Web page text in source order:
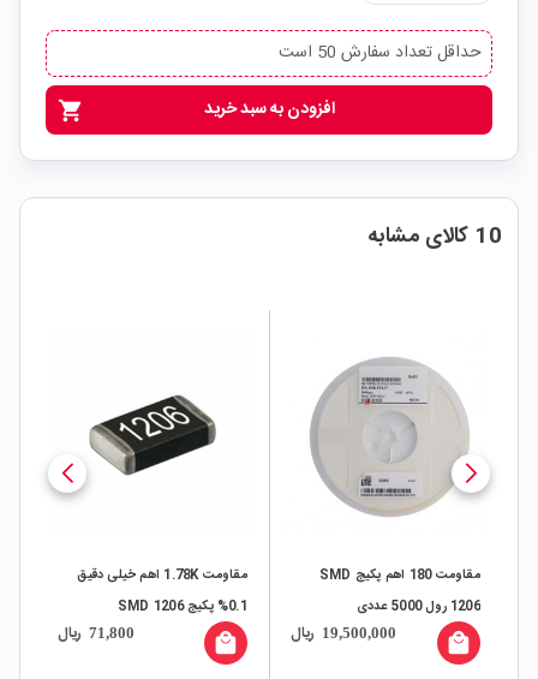
حداقل تعداد سفارش 50 است
shopping_cart افزودن به سبد خرید
10 کالای مشابه
مقاومت 180 اهم پکیج SMD
1206 رول 5000 عددی
19,500,000 ریال local_mall
مقاومت 1.78K اهم خیلی دقیق
0.1% پکیج 1206 SMD
71,800 ریال local_mall